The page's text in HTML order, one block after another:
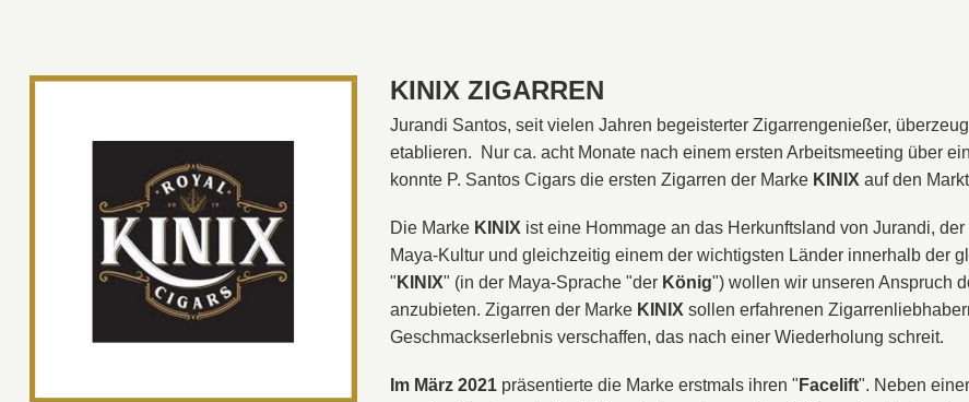
KINIX ZIGARREN
Jurandi Santos, seit vielen Jahren begeisterter Zigarrengenießer,
etablieren. Nur ca. acht Monate nach einem ersten Arbeitsmeeting über
konnte P. Santos Cigars die ersten Zigarren der Marke KINIX auf den
Die Marke KINIX ist eine Hommage an das Herkunftsland von Jurandi,
Maya-Kultur und gleichzeitig einem der wichtigsten Länder innerhalb der
" KINIX" (in der Maya-Sprache "der König") wollen wir unseren Anspruch
anzubieten. Zigarren der Marke KINIX sollen erfahrenen
Geschmackserlebnis verschaffen, das nach einer Wiederholung schreit.
Im März 2021 präsentierte die Marke erstmals ihren " Facelift". Neben